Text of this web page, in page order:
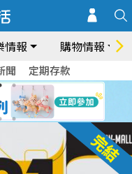
情報 購物情報
聞 定期存款